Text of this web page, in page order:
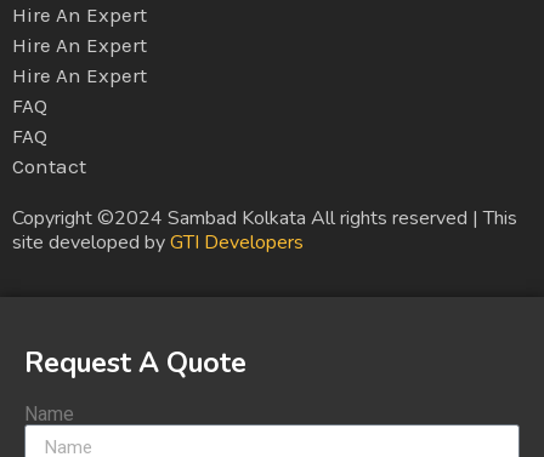
Hire An Expert
Hire An Expert
Hire An Expert
FAQ
FAQ
Contact
Copyright ©2024 Sambad Kolkata All rights reserved | This
site developed byGTI Developers
Request A Quote
Name